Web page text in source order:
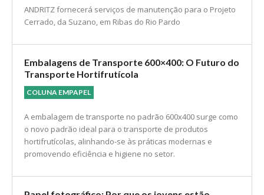
ANDRITZ fornecerá serviços de manutenção para o Projeto
Cerrado, da Suzano, em Ribas do Rio Pardo
Embalagens de Transporte 600×400: O Futuro do
Transporte Hortifrutícola
COLUNA EMPAPEL
A embalagem de transporte no padrão 600x400 surge como
o novo padrão ideal para o transporte de produtos
hortifrutícolas, alinhando-se às práticas modernas e
promovendo eficiência e higiene no setor.